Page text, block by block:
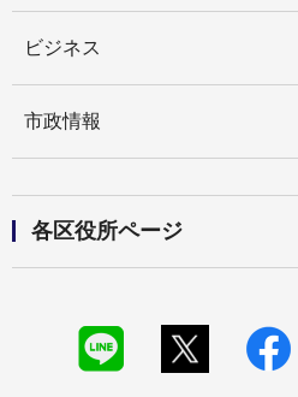
ビジネス
市政情報
各区役所ページ